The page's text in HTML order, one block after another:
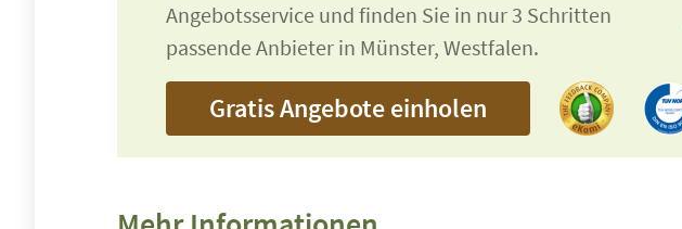
Angebotsservice und finden Sie in nur 3 Schritten
passende Anbieter in Münster, Westfalen.
Gratis Angebote einholen